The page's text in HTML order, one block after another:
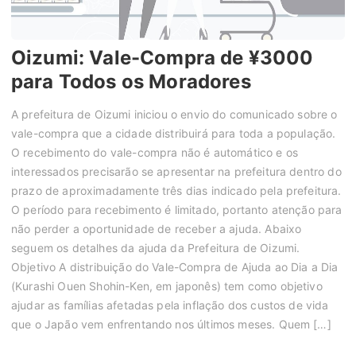
Oizumi: Vale-Compra de ¥3000
para Todos os Moradores
A prefeitura de Oizumi iniciou o envio do comunicado sobre o
vale-compra que a cidade distribuirá para toda a população.
O recebimento do vale-compra não é automático e os
interessados precisarão se apresentar na prefeitura dentro do
prazo de aproximadamente três dias indicado pela prefeitura.
O período para recebimento é limitado, portanto atenção para
não perder a oportunidade de receber a ajuda. Abaixo
seguem os detalhes da ajuda da Prefeitura de Oizumi.
Objetivo A distribuição do Vale-Compra de Ajuda ao Dia a Dia
(Kurashi Ouen Shohin-Ken, em japonês) tem como objetivo
ajudar as famílias afetadas pela inflação dos custos de vida
que o Japão vem enfrentando nos últimos meses. Quem […]